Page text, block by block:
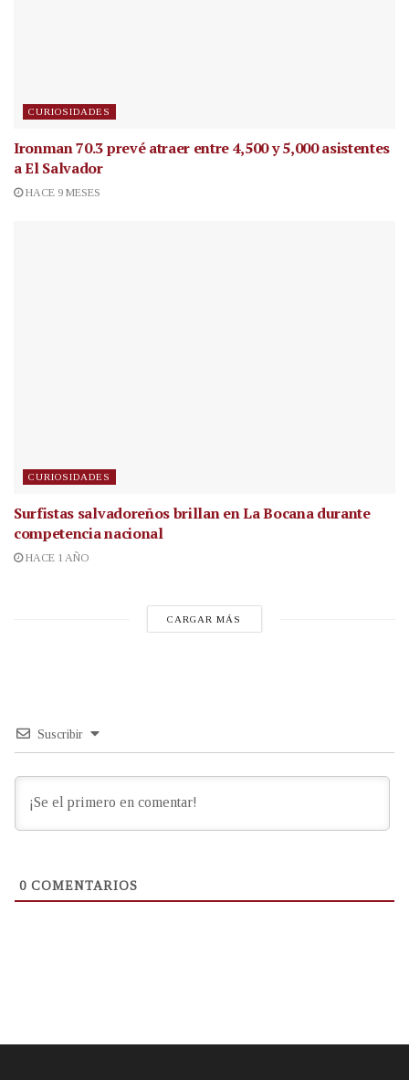
CURIOSIDADES
Ironman 70.3 prevé atraer entre 4,500 y 5,000 asistentes
a El Salvador
HACE 9 MESES
CURIOSIDADES
Surfistas salvadoreños brillan en La Bocana durante
competencia nacional
HACE 1 AÑO
CARGAR MÁS
Suscribir
0 COMENTARIOS